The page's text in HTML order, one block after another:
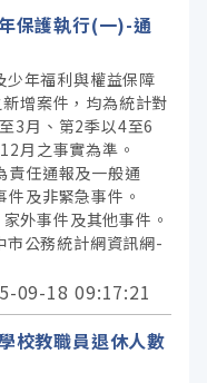
保護執行(一)-通
少年福利與權益保障
增案件，均為統計對
3月、第2季以4至6
月之事實為準。
責任通報及一般通
及非緊急事件。
外事件及其他事件。
市公務統計網資訊網-
09-18 09:17:21
校教職員退休人數